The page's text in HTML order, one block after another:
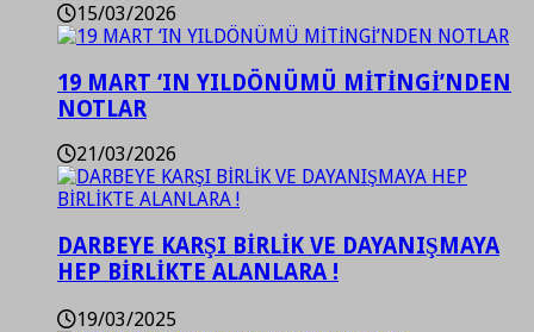
15/03/2026
19 MART ‘IN YILDÖNÜMÜ MİTİNGİ’NDEN
NOTLAR
21/03/2026
DARBEYE KARŞI BİRLİK VE DAYANIŞMAYA
HEP BİRLİKTE ALANLARA !
19/03/2025